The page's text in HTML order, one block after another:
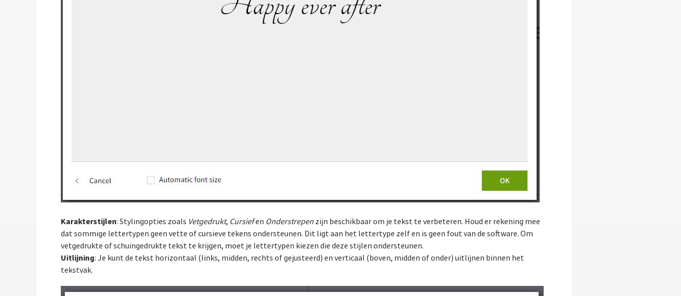
Karakterstijlen: Stylingopties zoals Vetgedrukt, Cursiefen Onderstrepen zijn beschikbaar om je tekst te verbeteren. Houd er rekening mee
dat sommige lettertypen geen vette of cursieve tekens ondersteunen. Dit ligt aan het lettertype zelf en is geen fout van de software. Om
vetgedrukte of schuingedrukte tekst te krijgen, moet je lettertypen kiezen die deze stijlen ondersteunen.
Uitlijning: Je kunt de tekst horizontaal (links, midden, rechts of gejusteerd) en verticaal (boven, midden of onder) uitlijnen binnen het
tekstvak.